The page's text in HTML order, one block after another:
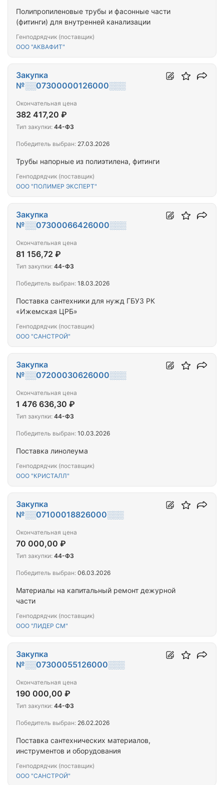
Полипропиленовые трубы и фасонные части
(фитинги) для внутренней канализации
Генподрядчик (поставщик)
ООО "АКВАФИТ"
Трубы напорные из полиэтилена, фитинги
Генподрядчик (поставщик)
ООО "ПОЛИМЕР ЭКСПЕРТ"
Закупка
№░░07300000126000░░░
Окончательная цена
382 417,20 ₽
Тип закупки: 44-ФЗ
Победитель выбран: 27.03.2026
Поставка сантехники для нужд ГБУЗ РК
«Ижемская ЦРБ»
Генподрядчик (поставщик)
ООО "САНСТРОЙ"
Закупка
№░░07300066426000░░░
Окончательная цена
81 156,72 ₽
Тип закупки: 44-ФЗ
Победитель выбран: 18.03.2026
Поставка линолеума
Генподрядчик (поставщик)
ООО "КРИСТАЛЛ"
Закупка
№░░07200030626000░░░
Окончательная цена
1 476 636,30 ₽
Тип закупки: 44-ФЗ
Победитель выбран: 10.03.2026
Материалы на капитальный ремонт дежурной
части
Генподрядчик (поставщик)
ООО "ЛИДЕР СМ"
Закупка
№░░07100018826000░░░
Окончательная цена
70 000,00 ₽
Тип закупки: 44-ФЗ
Победитель выбран: 06.03.2026
Поставка сантехнических материалов,
инструментов и оборудования
Генподрядчик (поставщик)
ООО "САНСТРОЙ"
Закупка
№░░07300055126000░░░
Окончательная цена
190 000,00 ₽
Тип закупки: 44-ФЗ
Победитель выбран: 26.02.2026